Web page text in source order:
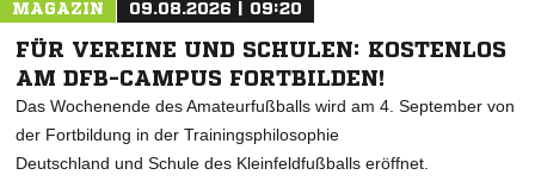
MAGAZIN 09.08.2026 | 09:20
FÜR VEREINE UND SCHULEN: KOSTENLOS
AM DFB-CAMPUS FORTBILDEN!
Das Wochenende des Amateurfußballs wird am 4. September von
der Fortbildung in der Trainingsphilosophie
Deutschland und Schule des Kleinfeldfußballs eröffnet.